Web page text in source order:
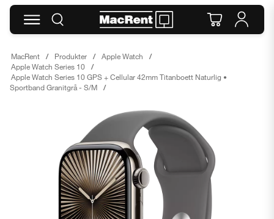
MacRent Produkter
Apple Watch
Apple Watch Series 10
Apple Watch Series 10 GPS + Cellular 42mm Titanboett Naturlig •
Sportband Granitgrå - S/M